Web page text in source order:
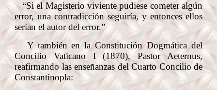
“Si el Magisterio viviente pudiese cometer algún
error, una contradicción seguiría, y entonces ellos
serían el autor del error.”
Y también en la Constitución Dogmática del
Concilio Vaticano I (1870), Pastor Aeternus,
reafirmando las enseñanzas del Cuarto Concilio de
Constantinopla: